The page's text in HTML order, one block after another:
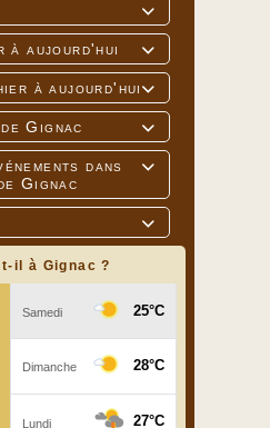


à aujourd'hui

à aujourd'hui

Gignac

dans
Gignac

il à Gignac ?